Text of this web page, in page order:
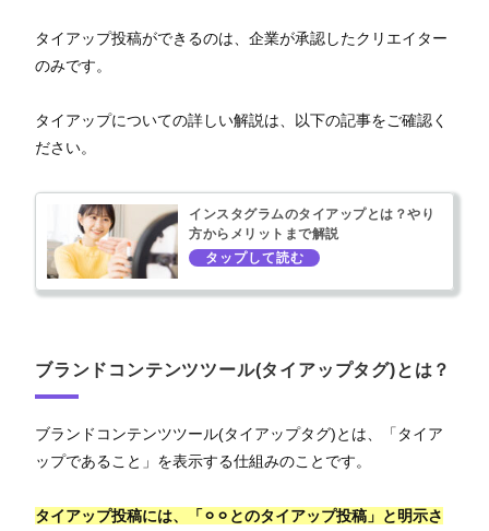
タイアップ投稿ができるのは、企業が承認したクリエイター
のみです。
タイアップについての詳しい解説は、以下の記事をご確認く
ださい。
インスタグラムのタイアップとは？やり
方からメリットまで解説
ブランドコンテンツツール(タイアップタグ)とは？
ブランドコンテンツツール(タイアップタグ)とは、「タイア
ップであること」を表示する仕組みのことです。
タイアップ投稿には、「⚪︎⚪︎とのタイアップ投稿」と明示さ